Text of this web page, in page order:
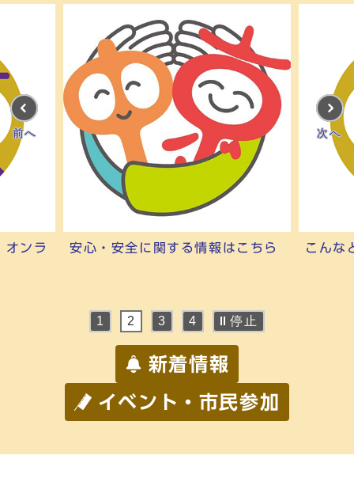
前へ
オンラ 安心・安全に関する情報はこちら こんな
次へ
1 2 3 4 停止
新着情報
イベント・市民参加